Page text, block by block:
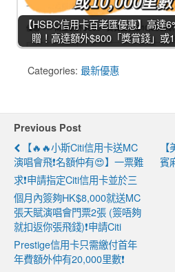
【HSBC信用卡百老匯優惠】高達
贈！高達額外$800「獎賞錢」或
Categories: 最新優惠
Previous Post
【🔥🔥小斯Citi信用卡送MC
演唱會飛❗名額仲有😍】一票難
求❗申請指定Citi信用卡並於三
個月內簽夠HK$8,000就送MC
張天賦演唱會門票2張 (簽唔夠
就扣返你張飛錢)❗申請Citi
Prestige信用卡只需繳付首年
年費額外仲有20,000里數❗
賓